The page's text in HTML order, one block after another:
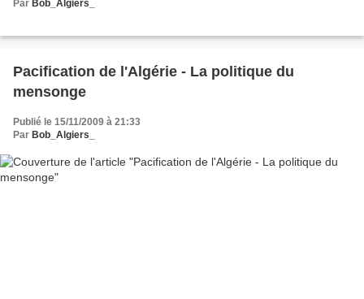
Par Bob_Algiers_
Pacification de l'Algérie - La politique du
mensonge
Publié le 15/11/2009 à 21:33
Par Bob_Algiers_